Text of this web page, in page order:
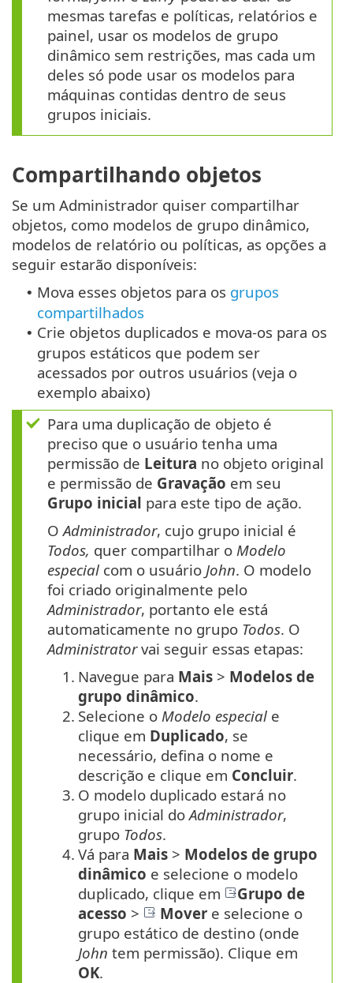
mesmas tarefas e políticas, relatórios e
painel, usar os modelos de grupo
dinâmico sem restrições, mas cada um
deles só pode usar os modelos para
máquinas contidas dentro de seus
grupos iniciais.
Compartilhando objetos
Se um Administrador quiser compartilhar
objetos, como modelos de grupo dinâmico,
modelos de relatório ou políticas, as opções a
seguir estarão disponíveis:
• Mova esses objetos para os grupos
compartilhados
• Crie objetos duplicados e mova-os para os
grupos estáticos que podem ser
acessados por outros usuários (veja o
exemplo abaixo)
Para uma duplicação de objeto é
preciso que o usuário tenha uma
permissão de Leitura no objeto original
e permissão de Gravação em seu
Grupo inicial para este tipo de ação.
OAdministrador, cujo grupo inicial é
Todos, quer compartilhar o Modelo
especial com o usuário John. O modelo
foi criado originalmente pelo
Administrador, portanto ele está
automaticamente no grupo Todos. O
Administratorvai seguir essas etapas:
1. Navegue para Mais > Modelos de
grupo dinâmico.
2. Selecione o Modelo especial e
clique em Duplicado, se
necessário, defina o nome e
descrição e clique em Concluir.
3. O modelo duplicado estará no
grupo inicial doAdministrador,
grupo Todos.
4. Vá para Mais > Modelos de grupo
dinâmico e selecione o modelo
duplicado, clique em
Grupo de
acesso > Mover e selecione o
grupo estático de destino (onde
John tem permissão). Clique em
OK.